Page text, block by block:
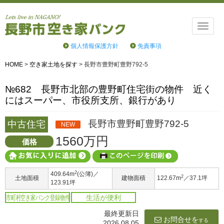
Toggle
個人情報保護方針 免責事項
HOME > 空き家土地を探す > 長野市豊野町豊野792-5
№682 長野市北部の豊野町住宅街の物件 近く
にはスーパー、市役所支所、銀行があり
中古住宅 NEW 長野市豊野町豊野792-5
価格 1560万円
土地面積
409.64m2(公簿)／
123.91坪
建物面積 122.67m2 ／37.1坪
市町村空き家バンク登録物件 生活が便利
お問合せをする
最終更新日